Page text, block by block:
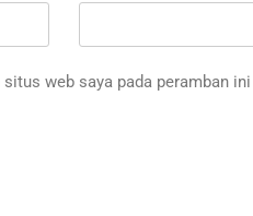
web saya pada peramban